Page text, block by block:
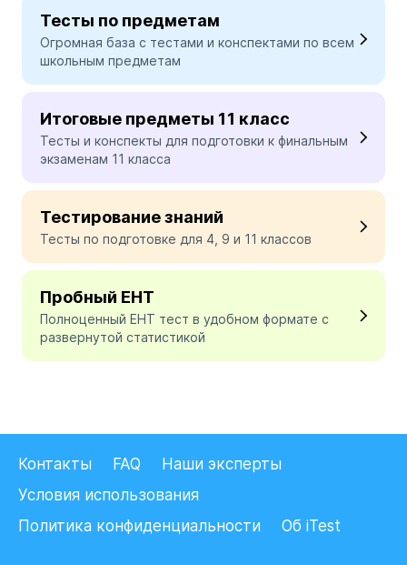
Тесты по предметам
Огромная база с тестами и конспектами по всем
школьным предметам
Итоговые предметы 11 класс
Тесты и конспекты для подготовки к финальным
экзаменам 11 класса
Тестирование знаний
Тесты по подготовке для 4, 9 и 11 классов
Пробный ЕНТ
Полноценный ЕНТ тест в удобном формате с
развернутой статистикой
Контакты FAQ
Наши эксперты
Условия использования
Политика конфиденциальности
Об iTest